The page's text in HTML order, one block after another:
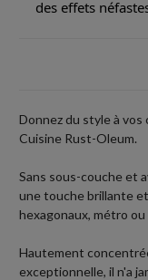
des effets
Donnez du style à vos
Cuisine Rust-Oleum.
Sans sous-couche et
une touche brillante
hexagonaux, métro ou
Hautement
exceptionnelle, il n'a